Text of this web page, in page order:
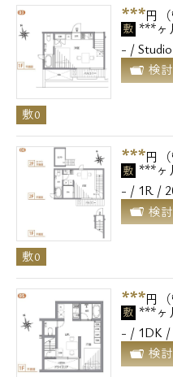
***円（
敷 ***ヶ
- /
検
敷0
***円（
敷 ***ヶ
- / 1R /
検
敷0
***円（
敷 ***ヶ
- / 1DK /
検